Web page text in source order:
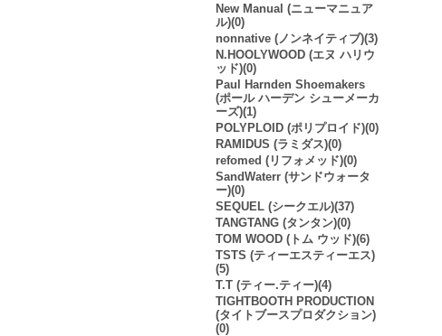
New Manual (ニューマニュア
ル)(0)
nonnative (ノンネイティブ)(3)
N.HOOLYWOOD (エヌ ハリウ
ッド)(0)
Paul Harnden Shoemakers
(ポール ハーデン シューメーカ
ーズ)(1)
POLYPLOID (ポリプロイド)(0)
RAMIDUS (ラミダス)(0)
refomed (リフォメッド)(0)
SandWaterr (サンドウォータ
ー)(0)
SEQUEL (シークエル)(37)
TANGTANG (タンタン)(0)
TOM WOOD (トム ウッド)(6)
TSTS (ティーエスティーエス)
(5)
T.T (ティー.ティー)(4)
TIGHTBOOTH PRODUCTION
(タイトブースプロダクション)
(0)